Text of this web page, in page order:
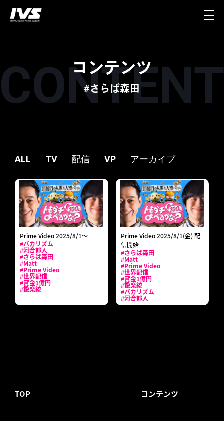
コンテンツ
#さらば森田
ALL TV 配信 VP アーカイブ
Prime Video 2025/8/1～
#バカリズム
#河合郁人
#さらば森田
#Matt
#Prime Video
#世界配信
#賞金1億円
#設楽統
Prime Video 2025/8/1(金) 配
信開始
#さらば森田
#Matt
#Prime Video
#世界配信
#賞金1億円
#設楽統
#バカリズム
#河合郁人
TOP コンテンツ